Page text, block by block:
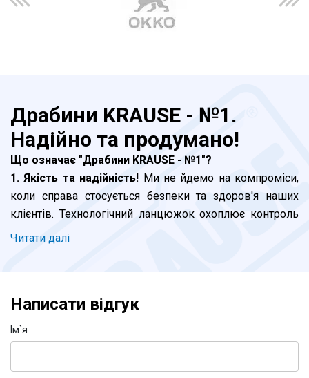
Драбини KRAUSE - №1.
Надійно та продумано!
Що означає "Драбини KRAUSE - №1"?
1. Якість та надійність! Ми не йдемо на компроміси,
коли справа стосується безпеки та здоров'я наших
клієнтів. Технологічний ланцюжок охоплює контроль
на кожному етапі, від моменту інженерних розробок і
жорсткіше директив ЄС. Навіть серія KRAUSE Corda,
до професійних стремянок та драбин. Де KRAUSE - там
Читати далi
Написати відгук
Iм`я